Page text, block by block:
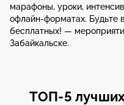
марафоны, уроки,
офлайн-форматах. Будьте
бесплатных! —
Забайкальске.
ТОП-5